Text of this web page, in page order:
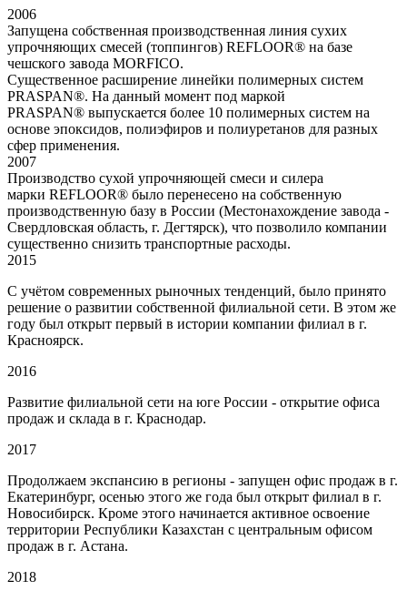
2006
Запущена собственная производственная линия сухих
упрочняющих смесей (топпингов) REFLOOR® на базе
чешского завода MORFICO.
Существенное расширение линейки полимерных систем
PRASPAN®. На данный момент под маркой
PRASPAN® выпускается более 10 полимерных систем на
основе эпоксидов, полиэфиров и полиуретанов для разных
сфер применения.
2007
Производство сухой упрочняющей смеси и силера
марки REFLOOR® было перенесено на собственную
производственную базу в России (Местонахождение завода -
Свердловская область, г. Дегтярск), что позволило компании
существенно снизить транспортные расходы.
2015
С учётом современных рыночных тенденций, было принято
решение о развитии собственной филиальной сети. В этом же
году был открыт первый в истории компании филиал в г.
Красноярск.
2016
Развитие филиальной сети на юге России - открытие офиса
продаж и склада в г. Краснодар.
2017
Продолжаем экспансию в регионы - запущен офис продаж в г.
Екатеринбург, осенью этого же года был открыт филиал в г.
Новосибирск. Кроме этого начинается активное освоение
территории Республики Казахстан с центральным офисом
продаж в г. Астана.
2018